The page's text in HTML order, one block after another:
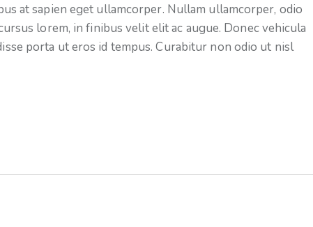
at sapien eget ullamcorper. Nullam ullamcorper, odio
lorem, in finibus velit elit ac augue. Donec vehicula
porta ut eros id tempus. Curabitur non odio ut nisl